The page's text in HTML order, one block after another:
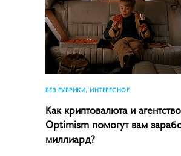
БЕЗ РУБРИКИ, ИНТЕРЕСНОЕ
Как криптовалюта и агентство
Optimism помогут вам
миллиард?